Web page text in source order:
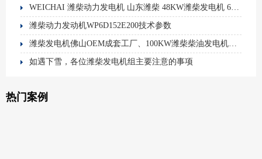
WEICHAI 潍柴动力发电机 山东潍柴 48KW潍柴发电机 60HZ 佛山发电机
潍柴动力发动机WP6D152E200技术参数
潍柴发电机佛山OEM成套工厂、100KW潍柴柴油发电机组、潍柴发电机、潍柴动力、佛山发电机厂家
如遇下雪，各位潍柴发电机组主要注意的事项
热门案例